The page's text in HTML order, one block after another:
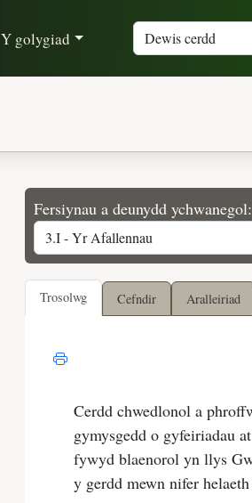
Y golygiad
Fersiynau a deunydd ychwanegol:
Trosolwg Cefndir Aralleiriad